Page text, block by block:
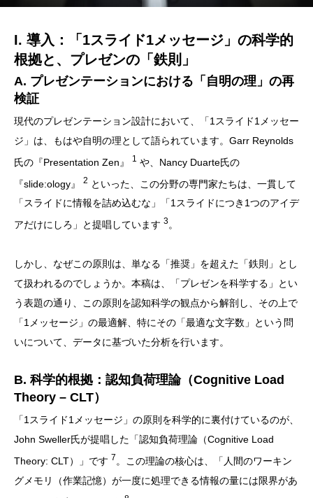
I. 導入：「1スライド1メッセージ」の科学的
根拠と、プレゼンの「鉄則」
A. プレゼンテーションにおける「自明の理」の再
検証
現代のプレゼンテーション設計において、「1スライド1メッセー
ジ」は、もはや自明の理として語られています。Garr Reynolds
氏の『Presentation Zen』
1
や、Nancy Duarte氏の
『slide:ology』
2 といった、この分野の専門家たちは、一貫して
「スライドに情報を詰め込むな」「1スライドにつき1つのアイデ
アだけにしろ」と提唱しています 3。
しかし、なぜこの原則は、単なる「推奨」を超えた「鉄則」とし
て扱われるのでしょうか。本稿は、「プレゼンを科学する」とい
う表題の通り、この原則を認知科学の観点から解剖し、その上で
「1メッセージ」の最適解、特にその「最適な文字数」という問
いについて、データに基づいた分析を行います。
B. 科学的根拠：認知負荷理論（Cognitive Load
Theory – CLT）
「1スライド1メッセージ」の原則を科学的に裏付けているのが、
John Sweller氏が提唱した「認知負荷理論（Cognitive Load
Theory: CLT）」です 7 。この理論の核心は、「人間のワーキン
グメモリ（作業記憶）が一度に処理できる情報の量には限界があ